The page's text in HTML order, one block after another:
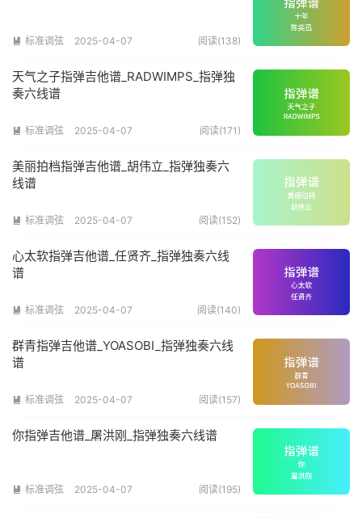
 标准调弦 2025-04-07 阅读(138)
天气之子指弹吉他谱_RADWIMPS_指弹独
奏六线谱
 标准调弦 2025-04-07 阅读(171)
美丽拍档指弹吉他谱_胡伟立_指弹独奏六
线谱
 标准调弦 2025-04-07 阅读(152)
心太软指弹吉他谱_任贤齐_指弹独奏六线
谱
 标准调弦 2025-04-07 阅读(140)
群青指弹吉他谱_YOASOBI_指弹独奏六线
谱
 标准调弦 2025-04-07 阅读(157)
你指弹吉他谱_屠洪刚_指弹独奏六线谱
 标准调弦 2025-04-07 阅读(195)